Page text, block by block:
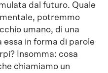
dal futuro. Quale
potremmo
umano, di una
in forma di parole
Insomma: cosa
chiamiamo un